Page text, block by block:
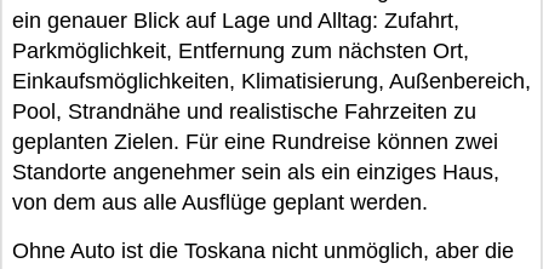
ein genauer Blick auf Lage und Alltag: Zufahrt,
Parkmöglichkeit, Entfernung zum nächsten Ort,
Einkaufsmöglichkeiten, Klimatisierung, Außenbereich,
Pool, Strandnähe und realistische Fahrzeiten zu
geplanten Zielen. Für eine Rundreise können zwei
Standorte angenehmer sein als ein einziges Haus,
von dem aus alle Ausflüge geplant werden.
Ohne Auto ist die Toskana nicht unmöglich, aber die